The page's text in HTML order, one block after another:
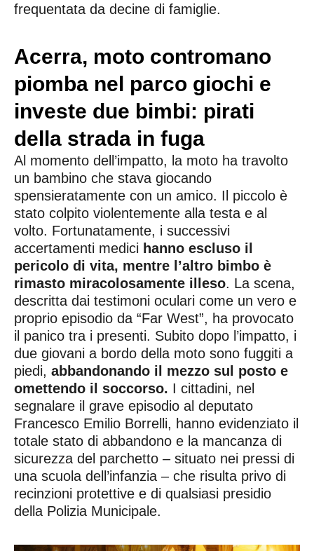
frequentata da decine di famiglie.
Acerra, moto contromano
piomba nel parco giochi e
investe due bimbi: pirati
della strada in fuga
Al momento dell’impatto, la moto ha travolto
un bambino che stava giocando
spensieratamente con un amico. Il piccolo è
stato colpito violentemente alla testa e al
volto. Fortunatamente, i successivi
accertamenti medici hanno escluso il
pericolo di vita, mentre l’altro bimbo è
rimasto miracolosamente illeso. La scena,
descritta dai testimoni oculari come un vero e
proprio episodio da “Far West”, ha provocato
il panico tra i presenti. Subito dopo l’impatto, i
due giovani a bordo della moto sono fuggiti a
piedi, abbandonando il mezzo sul posto e
omettendo il soccorso. I cittadini, nel
segnalare il grave episodio al deputato
Francesco Emilio Borrelli, hanno evidenziato il
totale stato di abbandono e la mancanza di
sicurezza del parchetto – situato nei pressi di
una scuola dell’infanzia – che risulta privo di
recinzioni protettive e di qualsiasi presidio
della Polizia Municipale.